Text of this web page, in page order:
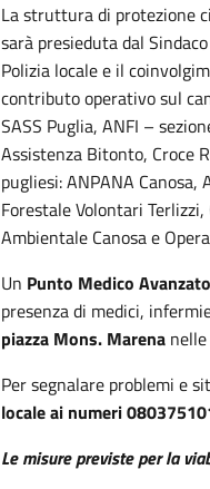
La struttura di protezione
sarà presieduta dal
Polizia locale e il
contributo operativo sul
SASS Puglia, ANFI –
Assistenza Bitonto, Croce
pugliesi: ANPANA Canosa,
Forestale Volontari
Ambientale Canosa e
Un Punto Medico Avanzato
presenza di medici,
piazza Mons. Marena
Per segnalare problemi e
locale ai numeri
Le misure previste per la